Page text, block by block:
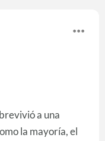
a una
la mayoría, el